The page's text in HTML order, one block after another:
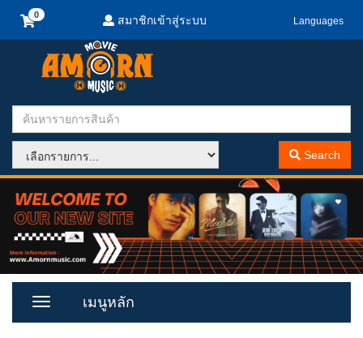
สมาชิกเข้าสู่ระบบ Languages
Search
Toggle
เมนูหลัก